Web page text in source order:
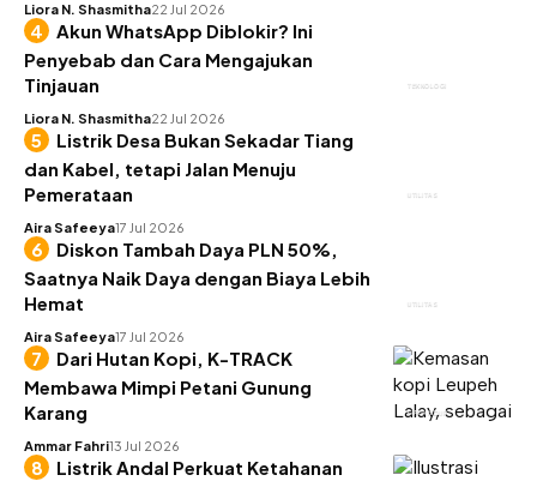
Liora N. Shasmitha22 Jul 2026
TEKNOLOGI
Akun WhatsApp Diblokir? Ini
Penyebab dan Cara Mengajukan
Tinjauan
Liora N. Shasmitha22 Jul 2026
UTILITAS
Listrik Desa Bukan Sekadar Tiang
dan Kabel, tetapi Jalan Menuju
Pemerataan
Aira Safeeya17 Jul 2026
UTILITAS
Diskon Tambah Daya PLN 50%,
Saatnya Naik Daya dengan Biaya Lebih
Hemat
Aira Safeeya17 Jul 2026
GAYA HIDUP
Dari Hutan Kopi, K-TRACK
Membawa Mimpi Petani Gunung
Karang
Ammar Fahri13 Jul 2026
Listrik Andal Perkuat Ketahanan